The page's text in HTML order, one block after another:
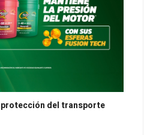
protección del transporte